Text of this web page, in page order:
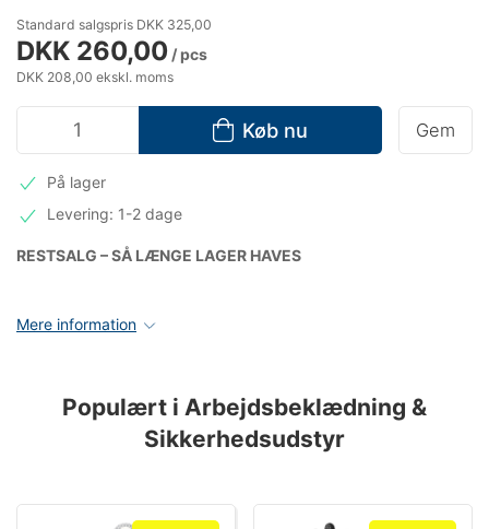
Standard salgspris DKK 325,00
DKK 260,00 / pcs
DKK 208,00 ekskl. moms
Køb nu Gem
På lager
Levering: 1-2 dage
RESTSALG – SÅ LÆNGE LAGER HAVES
Mere information
Populært i Arbejdsbeklædning &
Sikkerhedsudstyr